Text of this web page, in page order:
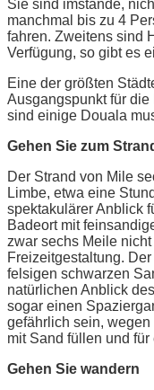
Sie sind imstande,
manchmal bis zu 4
fahren. Zweitens sind
Verfügung, so gibt es
Eine der größten
Ausgangspunkt für
sind einige Douala
Gehen Sie zum
Der Strand von Mile
Limbe, etwa eine
spektakulärer Anblick
Badeort mit
zwar sechs Meile
Freizeitgestaltung.
felsigen schwarzen
natürlichen Anblick
sogar einen
gefährlich sein,
mit Sand füllen und
Gehen Sie wandern